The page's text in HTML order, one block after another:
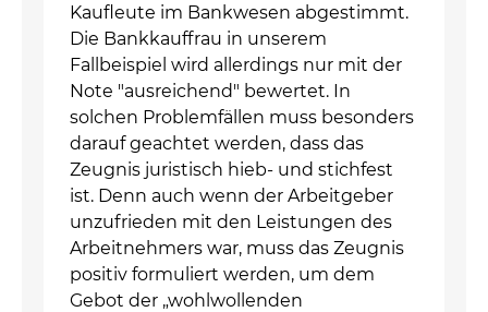
Kaufleute im Bankwesen abgestimmt.
Die Bankkauffrau in unserem
Fallbeispiel wird allerdings nur mit der
Note "ausreichend" bewertet. In
solchen Problemfällen muss besonders
darauf geachtet werden, dass das
Zeugnis juristisch hieb- und stichfest
ist. Denn auch wenn der Arbeitgeber
unzufrieden mit den Leistungen des
Arbeitnehmers war, muss das Zeugnis
positiv formuliert werden, um dem
Gebot der „wohlwollenden